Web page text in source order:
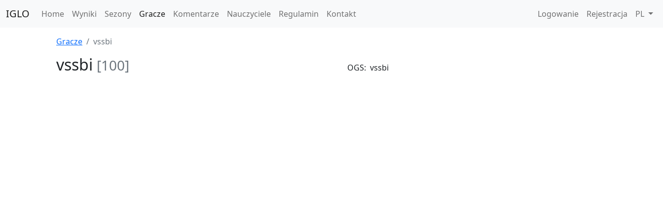
IGLO Home Wyniki Sezony Gracze Komentarze Nauczyciele Regulamin Kontakt Logowanie Rejestracja PL
Gracze vssbi
vssbi [100] OGS: vssbi